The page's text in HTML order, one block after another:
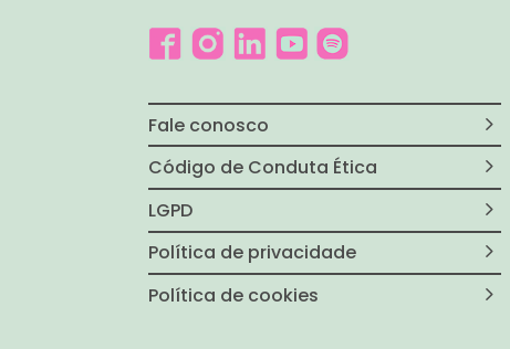
Fale conosco
Código de Conduta Ética
LGPD
Política de privacidade
Política de cookies